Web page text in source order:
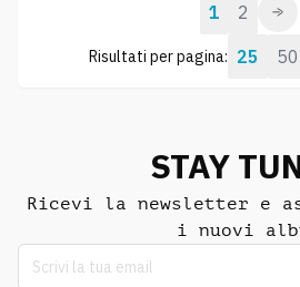
Risultati per pagina: 25 50
1 2
STAY
Ricevi la newsletter e
i nuovi